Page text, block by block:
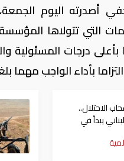
أصدرته اليوم
التي تتولاها
بأعلى درجات المسئولية
بأداء الواجب مهما
الاحتلال..
يبدأ في